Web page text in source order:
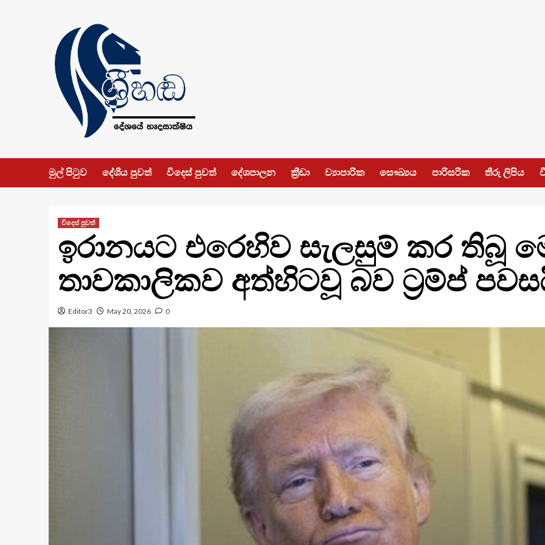
මුල් පිටුව දේශීය පුවත් විදෙස් පුවත් දේශපාලන ක්‍රීඩා ව්‍යාපාරික සෞඛ්‍යය පාරිසරික තීරු ලිපිය
විදෙස් පුවත්
ඉරානයට එරෙහිව සැලසුම් කර තිබූ
තාවකාලිකව අත්හිටවූ බව ට්‍රම්ප්
Editor3 May 20, 2026 0